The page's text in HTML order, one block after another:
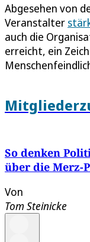
Abgesehen von
Veranstalter
auch die
erreicht, ein
So denken
über die Merz-
Von
Tom Steinicke